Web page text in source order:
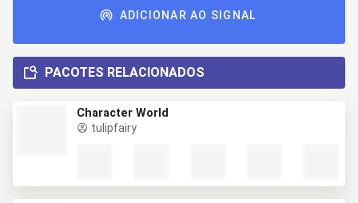
ADICIONAR AO SIGNAL
PACOTES RELACIONADOS
Character World
tulipfairy